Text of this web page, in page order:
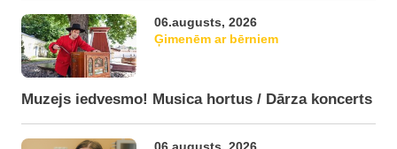
06.augusts, 2026
Ģimenēm ar bērniem
Muzejs iedvesmo! Musica hortus / Dārza koncerts